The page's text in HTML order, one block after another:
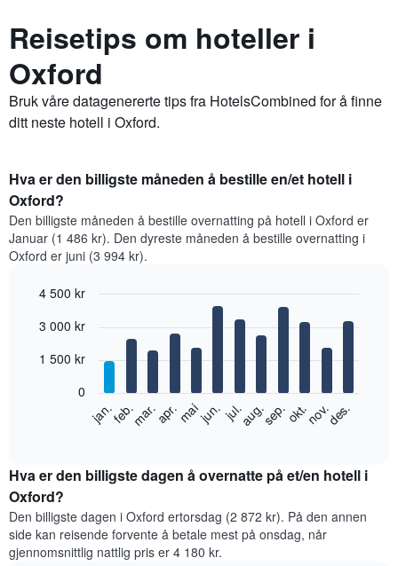
Reisetips om hoteller i
Oxford
Bruk våre datagenererte tips fra HotelsCombined for å finne
ditt neste hotell i Oxford.
Hva er den billigste måneden å bestille en/et hotell i
Oxford?
Den billigste måneden å bestille overnatting på hotell i Oxford er
Januar (1 486 kr). Den dyreste måneden å bestille overnatting i
Oxford er juni (3 994 kr).
chart
12
Diagrammet
for
et
rom
per
måned
Diagrammets
graphic.
jan.feb.mar.apr.maijun.jul.aug.sep.okt.nov.des.
0
1 500 kr
3 000 kr
4 500 kr
Hva er den billigste dagen å overnatte på et/en hotell i
Oxford?
Den billigste dagen i Oxford ertorsdag (2 872 kr). På den annen
side kan reisende forvente å betale mest på onsdag, når
gjennomsnittlig nattlig pris er 4 180 kr.